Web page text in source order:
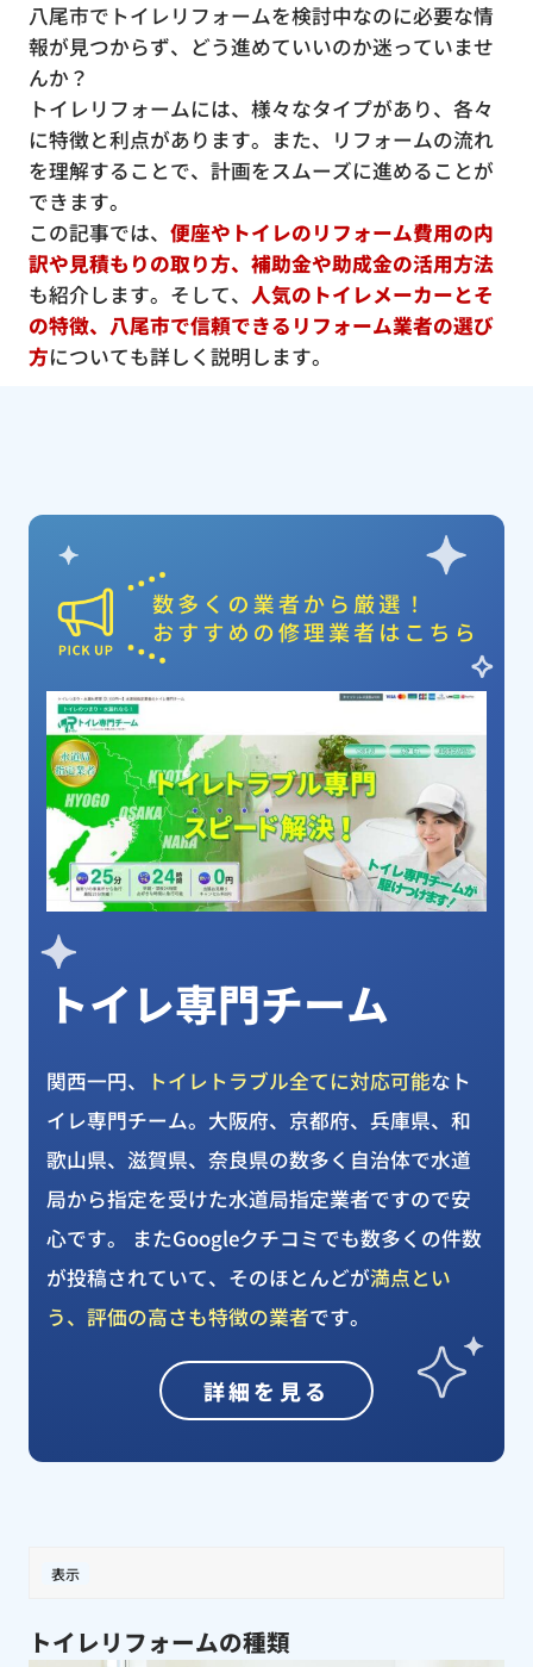
八尾市でトイレリフォームを検討中なのに必要な情
報が見つからず、どう進めていいのか迷っていませ
んか？
トイレリフォームには、様々なタイプがあり、各々
に特徴と利点があります。また、リフォームの流れ
を理解することで、計画をスムーズに進めることが
できます。
この記事では、 便座やトイレのリフォーム費用の内
訳や見積もりの取り方、補助金や助成金の活用方法
も紹介します。そして、 人気のトイレメーカーとそ
の特徴、八尾市で信頼できるリフォーム業者の選び
方についても詳しく説明します。
ピックアップ業者
トイレ専門チーム
関西一円、 トイレトラブル全てに対応可能なト
イレ専門チーム。大阪府、京都府、兵庫県、和
歌山県、滋賀県、奈良県の数多く自治体で水道
局から指定を受けた水道局指定業者ですので安
心です。 またGoogleクチコミでも数多くの件数
が投稿されていて、そのほとんどが満点とい
う、評価の高さも特徴の業者です。
詳細を見る
表示
トイレリフォームの種類